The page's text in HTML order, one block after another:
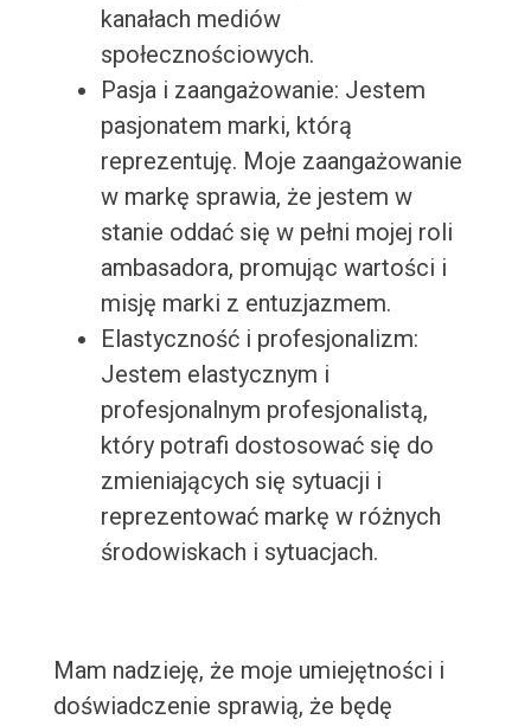
kanałach mediów
społecznościowych.
Pasja i zaangażowanie: Jestem
pasjonatem marki, którą
reprezentuję. Moje zaangażowanie
w markę sprawia, że jestem w
stanie oddać się w pełni mojej roli
ambasadora, promując wartości i
misję marki z entuzjazmem.
Elastyczność i profesjonalizm:
Jestem elastycznym i
profesjonalnym profesjonalistą,
który potrafi dostosować się do
zmieniających się sytuacji i
reprezentować markę w różnych
środowiskach i sytuacjach.
Mam nadzieję, że moje umiejętności i
doświadczenie sprawią, że będę